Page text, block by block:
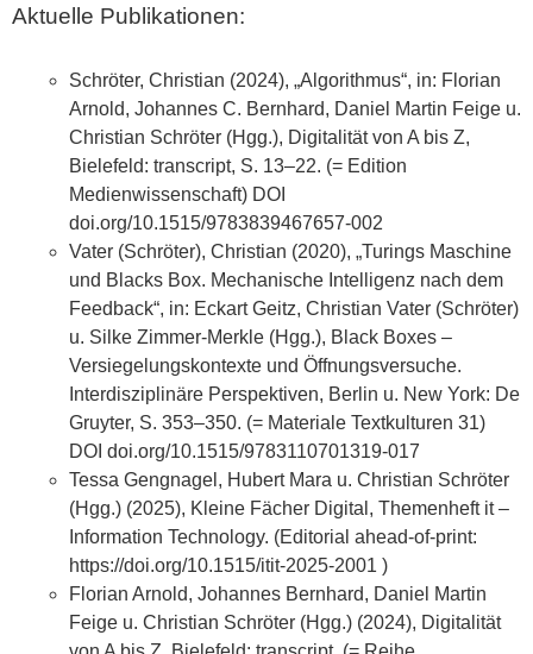
Aktuelle Publikationen:
Schröter, Christian (2024), „Algorithmus“, in: Florian
Arnold, Johannes C. Bernhard, Daniel Martin Feige u.
Christian Schröter (Hgg.), Digitalität von A bis Z,
Bielefeld: transcript, S. 13–22. (= Edition
Medienwissenschaft) DOI
doi.org/10.1515/9783839467657-002
Vater (Schröter), Christian (2020), „Turings Maschine
und Blacks Box. Mechanische Intelligenz nach dem
Feedback“, in: Eckart Geitz, Christian Vater (Schröter)
u. Silke Zimmer-Merkle (Hgg.), Black Boxes –
Versiegelungskontexte und Öffnungsversuche.
Interdisziplinäre Perspektiven, Berlin u. New York: De
Gruyter, S. 353–350. (= Materiale Textkulturen 31)
DOI doi.org/10.1515/9783110701319-017
Tessa Gengnagel, Hubert Mara u. Christian Schröter
(Hgg.) (2025), Kleine Fächer Digital, Themenheft it –
Information Technology. (Editorial ahead-of-print:
https://doi.org/10.1515/itit-2025-2001 )
Florian Arnold, Johannes Bernhard, Daniel Martin
Feige u. Christian Schröter (Hgg.) (2024), Digitalität